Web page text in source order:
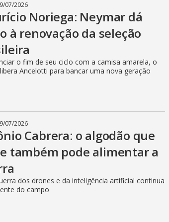
07/2026
Noriega: Neymar dá
à renovação da seleção
o fim de seu ciclo com a camisa amarela, o
Ancelotti para bancar uma nova geração
07/2026
Cabrera: o algodão que
também pode alimentar a
dos drones e da inteligência artificial continua
do campo